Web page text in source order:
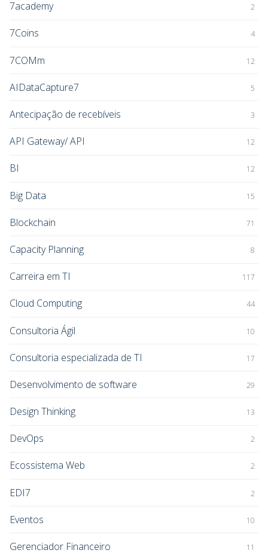
7academy 2
7Coins 4
7COMm 12
AIDataCapture7 5
Antecipação de recebíveis 3
API Gateway/ API 12
BI 12
Big Data 15
Blockchain 71
Capacity Planning 8
Carreira em TI 117
Cloud Computing 44
Consultoria Ágil 10
Consultoria especializada de TI 17
Desenvolvimento de software 29
Design Thinking 13
DevOps 2
Ecossistema Web 2
EDI7 2
Eventos 10
Gerenciador Financeiro 11